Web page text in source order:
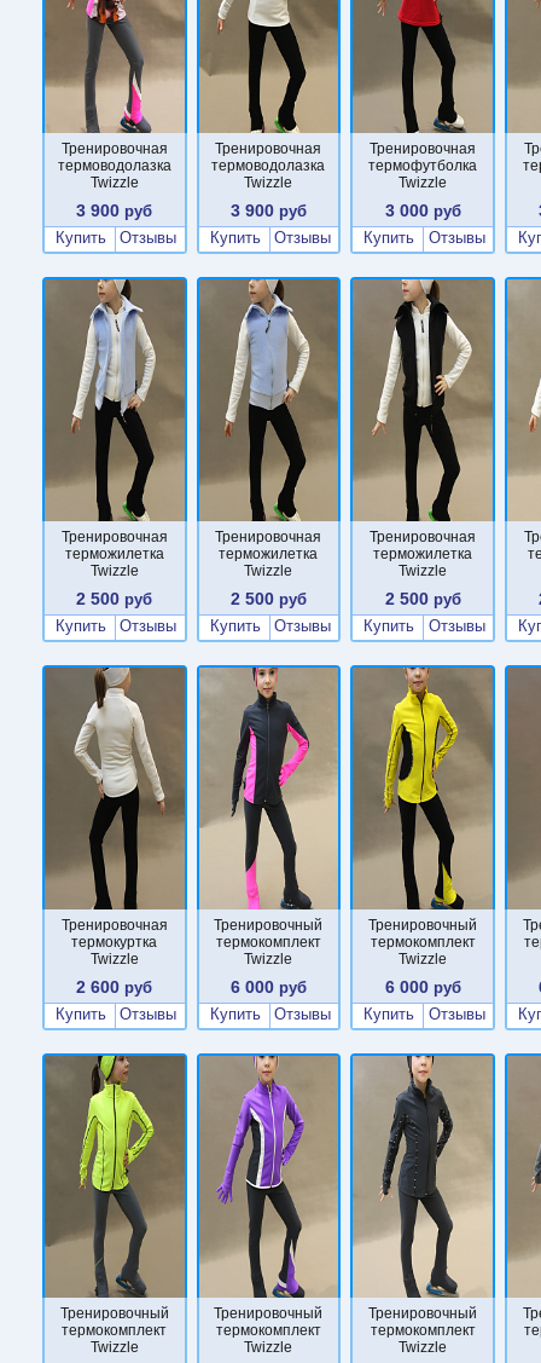
Тренировочная
термоводолазка
Twizzle
3 900 руб
Купить
Отзывы
Тренировочная
термоводолазка
Twizzle
3 900 руб
Купить
Отзывы
Тренировочная
термофутболка
Twizzle
3 000руб
Купить
Отзывы
Тренировочная
терможилетка
Twizzle
2 500 руб
Купить
Отзывы
Тренировочная
терможилетка
Twizzle
2 500 руб
Купить
Отзывы
Тренировочная
терможилетка
Twizzle
2 500руб
Купить
Отзывы
Тренировочная
термокуртка
Twizzle
2 600 руб
Купить
Отзывы
Тренировочный
термокомплект
Twizzle
6 000 руб
Купить
Отзывы
Тренировочный
термокомплект
Twizzle
6 000руб
Купить
Отзывы
Тренировочный
термокомплект
Twizzle
Тренировочный
термокомплект
Twizzle
Тренировочный
термокомплект
Twizzle